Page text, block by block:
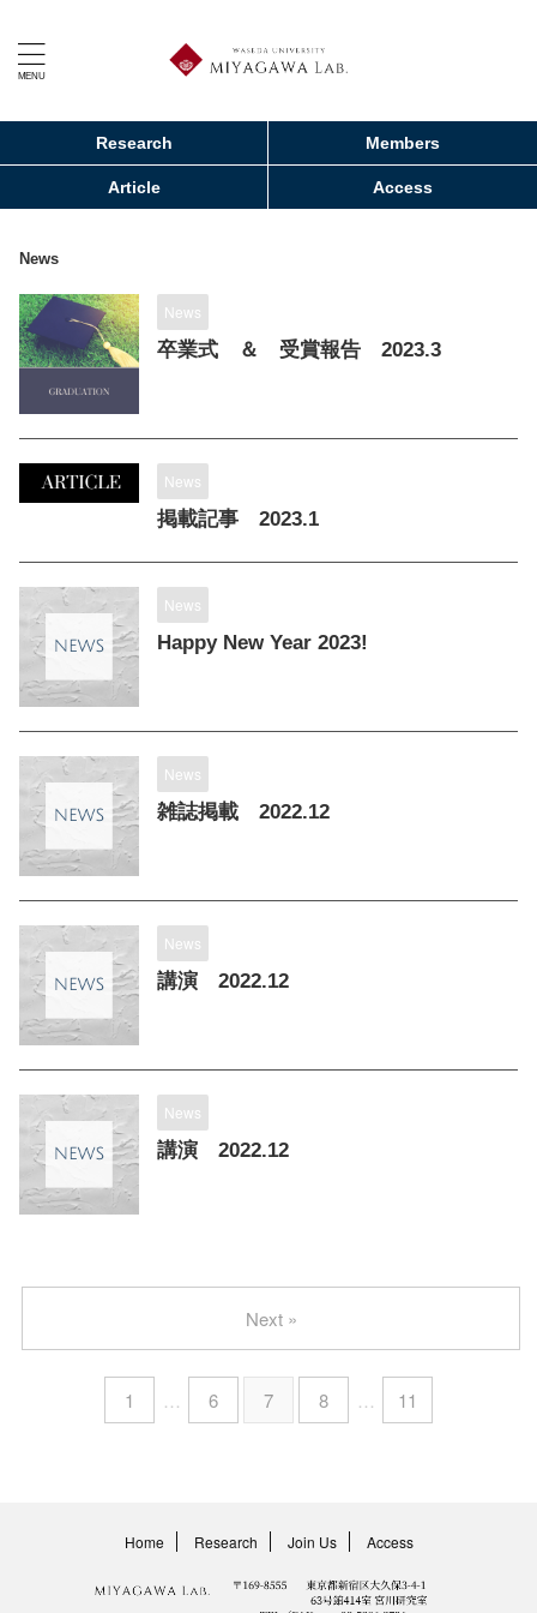
Research Members
Article Access
News
News
卒業式 ＆ 受賞報告 2023.3
News
掲載記事 2023.1
News
Happy New Year 2023!
News
雑誌掲載 2022.12
News
講演 2022.12
News
講演 2022.12
1 … 6 7 8 … 11
Next »
Home Research Join Us Access